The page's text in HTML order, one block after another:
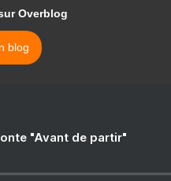
Overblog
blog
"Avant de partir"